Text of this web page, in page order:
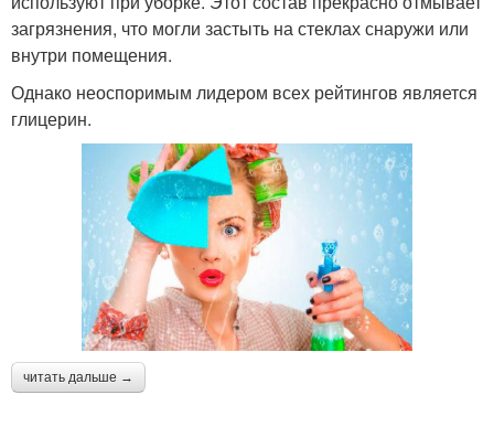
загрязнения, что могли застыть на стеклах снаружи или
внутри помещения.
Однако неоспоримым лидером всех рейтингов является
глицерин.
читать дальше →